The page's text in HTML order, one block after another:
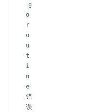
g
o
r
o
u
t
i
n
e
错
误